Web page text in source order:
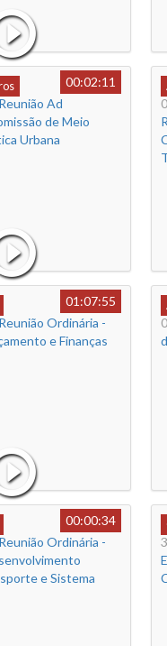
00:02:11
Ad
de Meio
Urbana
01:07:55
Ordinária -
e Finanças
00:00:34
Ordinária -
e Sistema